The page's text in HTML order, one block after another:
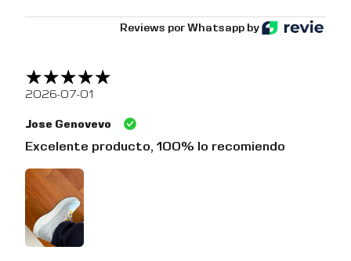
Reviews por Whatsapp by
2026-07-01
Jose Genovevo
Excelente producto, 100% lo recomiendo